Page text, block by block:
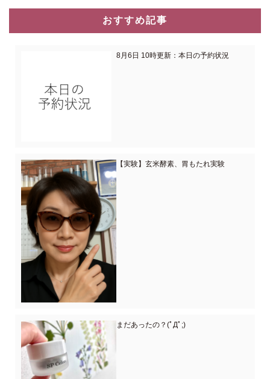
おすすめ記事
8月6日 10時更新：本日の予約状況
【実験】玄米酵素、胃もたれ実験
まだあったの？(ﾟДﾟ;)